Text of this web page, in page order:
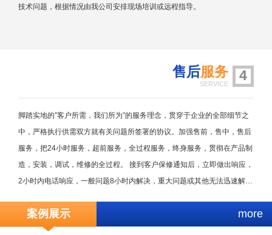
技术问题，根据情况由我公司安排现场培训或远程指导。
4
售后服务
SERVICE
脚踏实地的”客户所需，我们所为”的服务理念，贯穿于企业的全部细节之
中，严格执行供需双方就有关问题所签署的协议。加强售前，售中，售后
服务，把24小时服务，超前服务，全过程服务，终身服务，贯彻在产品制
造，安装，调试，维修的全过程。 接到客户保修通知后，立即做出响应，
2小时内电话响应，一般问题8小时内解决，重大问题或其他无法迅速解决
求。无论在何种情况下，我方决不以任何理由刁难需方。因售后服务不及
时或其它原因服务问题引起的用户损失由我方负责。公司设有专职的技术
案例展示 more